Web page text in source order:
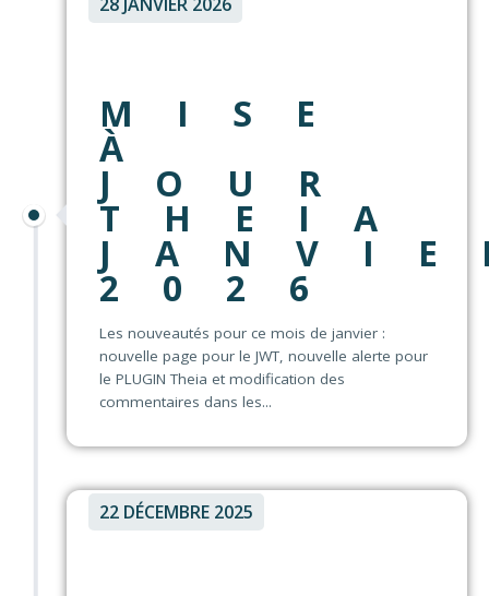
MISE
À
JOUR
THEIA
2026
Les nouveautés pour ce mois de janvier :
nouvelle page pour le JWT, nouvelle alerte pour
le PLUGIN Theia et modification des
commentaires dans les...
22 DÉCEMBRE 2025